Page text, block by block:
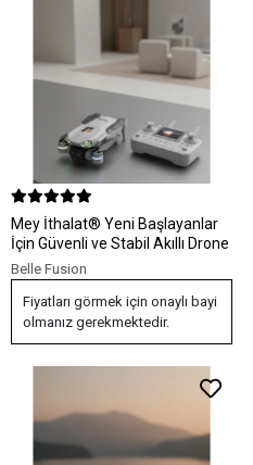
Mey İthalat® Yeni Başlayanlar
İçin Güvenli ve Stabil Akıllı Drone
Belle Fusion
Fiyatları görmek için onaylı bayi
olmanız gerekmektedir.